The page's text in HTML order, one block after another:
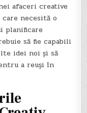
afaceri creative
necesită o
planificare
să fie capabili
idei noi și să
a reuși în